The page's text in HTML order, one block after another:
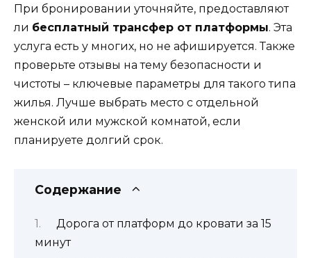
При бронировании уточняйте, предоставляют
ли бесплатный трансфер от платформы. Эта
услуга есть у многих, но не афишируется. Также
проверьте отзывы на тему безопасности и
чистоты – ключевые параметры для такого типа
жилья. Лучше выбрать место с отдельной
женской или мужской комнатой, если
планируете долгий срок.
Содержание
Дорога от платформ до кровати за 15
минут